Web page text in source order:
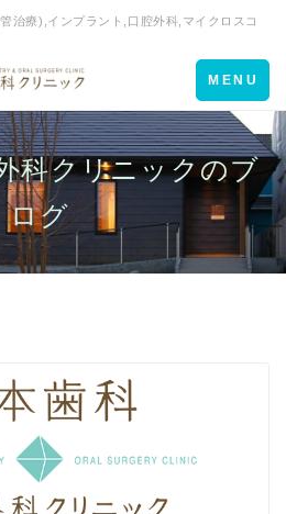
治療),インプラント,口腔外科,マイクロスコ
Toggle
navigation
MENU
科クリニックのブ
ログ